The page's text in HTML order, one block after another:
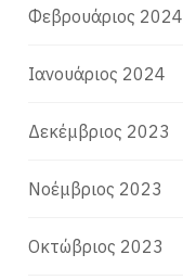
Φεβρουάριος 2024
Ιανουάριος 2024
Δεκέμβριος 2023
Νοέμβριος 2023
Οκτώβριος 2023